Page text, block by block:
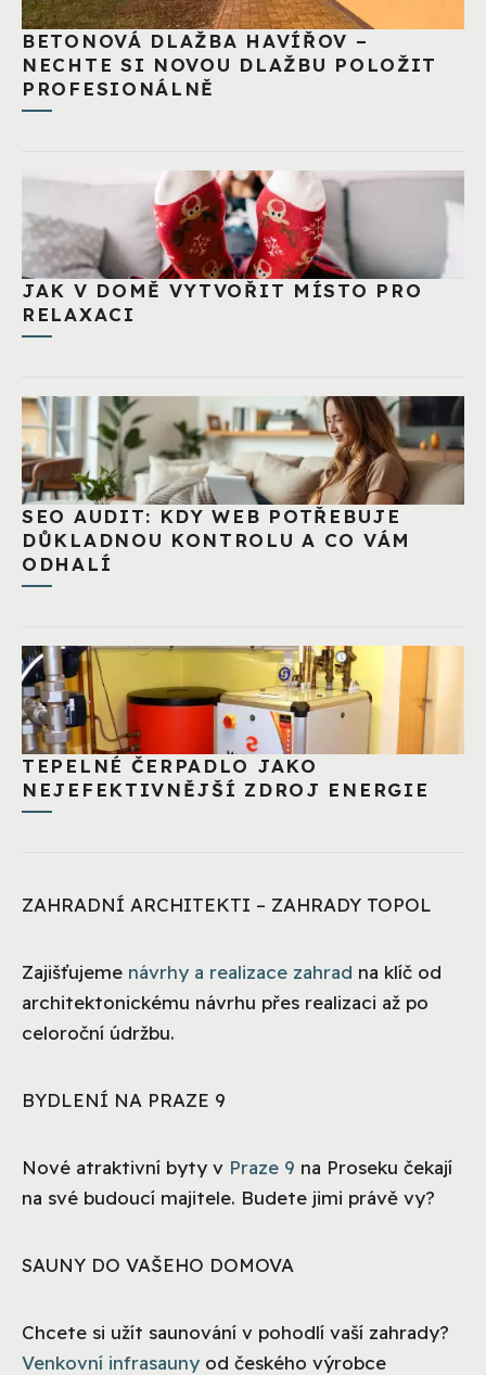
BETONOVÁ DLAŽBA HAVÍŘOV –
NECHTE SI NOVOU DLAŽBU POLOŽIT
PROFESIONÁLNĚ
JAK V DOMĚ VYTVOŘIT MÍSTO PRO
RELAXACI
SEO AUDIT: KDY WEB POTŘEBUJE
DŮKLADNOU KONTROLU A CO VÁM
ODHALÍ
TEPELNÉ ČERPADLO JAKO
NEJEFEKTIVNĚJŠÍ ZDROJ ENERGIE
ZAHRADNÍ ARCHITEKTI – ZAHRADY TOPOL
Zajišťujeme návrhy a realizace zahrad na klíč od
architektonickému návrhu přes realizaci až po
celoroční údržbu.
BYDLENÍ NA PRAZE 9
Nové atraktivní byty v Praze 9 na Proseku čekají
na své budoucí majitele. Budete jimi právě vy?
SAUNY DO VAŠEHO DOMOVA
Chcete si užít saunování v pohodlí vaší zahrady?
Venkovní infrasauny od českého výrobce